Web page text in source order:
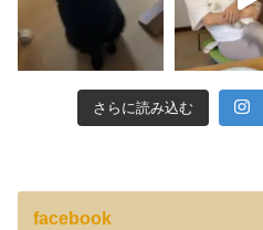
さらに読み込む
facebook